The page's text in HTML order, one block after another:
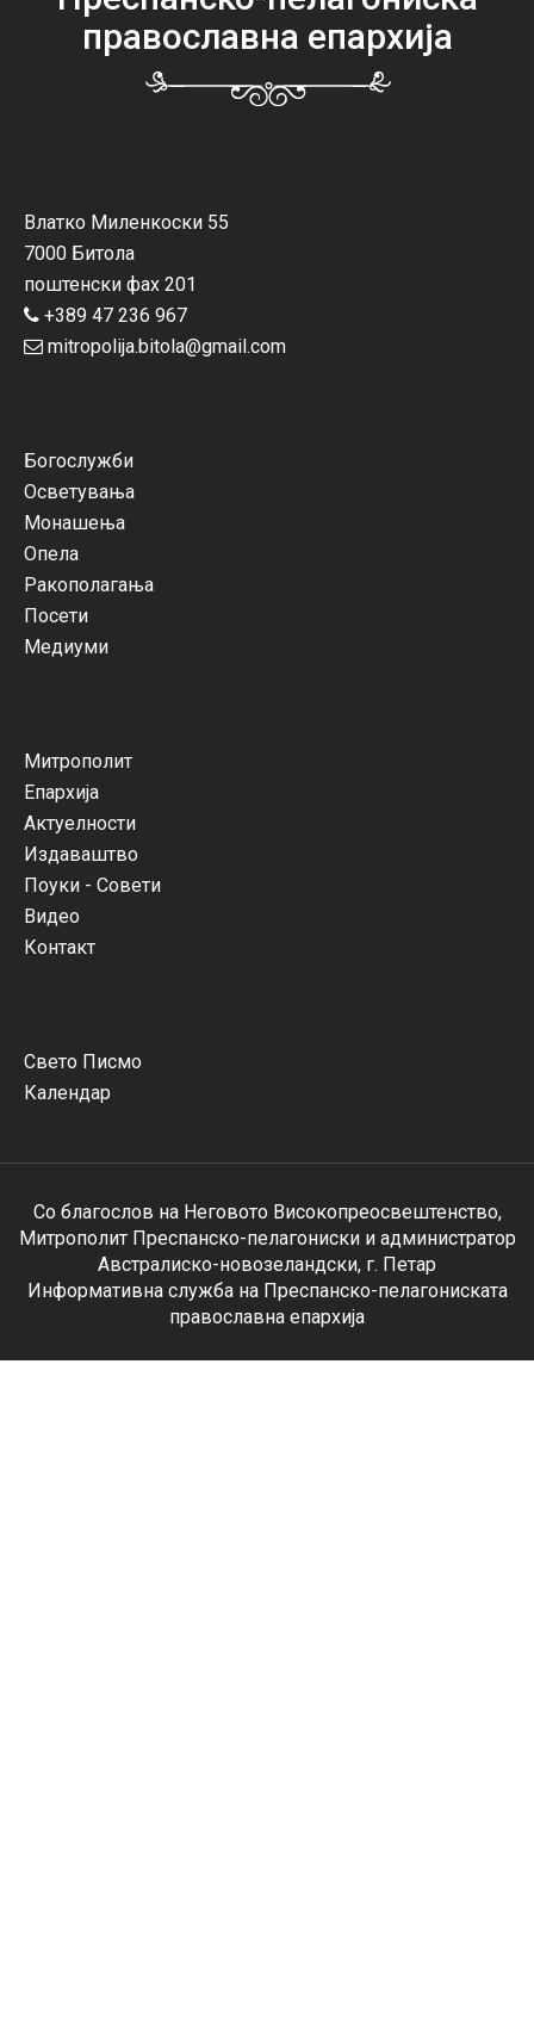
православна епархија
Влатко Миленкоски 55
7000 Битола
поштенски фах 201
+389 47 236 967
mitropolija.bitola@gmail.com
Богослужби
Осветувања
Монашења
Опела
Ракополагања
Посети
Медиуми
Митрополит
Епархија
Актуелности
Издаваштво
Поуки - Совети
Видео
Контакт
Свето Писмо
Календар
Со благослов на Неговото Високопреосвештенство,
Митрополит Преспанско-пелагониски и администратор
Австралиско-новозеландски, г. Петар
Информативна служба на Преспанско-пелагониската
православна епархија